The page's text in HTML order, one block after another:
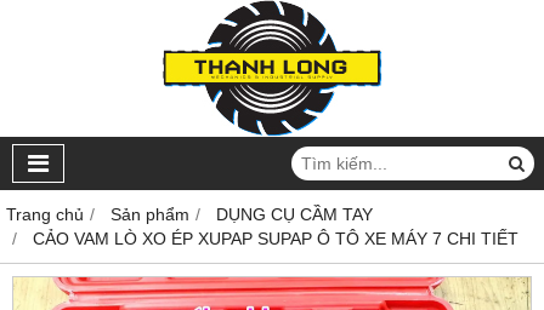
Trang chủ Sản phẩm
DỤNG CỤ CẦM TAY
CẢO VAM LÒ XO ÉP XUPAP SUPAP Ô TÔ XE MÁY 7 CHI TIẾT